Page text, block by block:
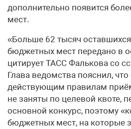
дополнительно появится
мест.
«Больше 62 тысяч
бюджетных мест передано в
цитирует ТАСС Фалькова со
Глава ведомства пояснил, что
действующим правилам
не заняты по целевой квоте,
основной конкурс, поэтому
бюджетных мест, на которые